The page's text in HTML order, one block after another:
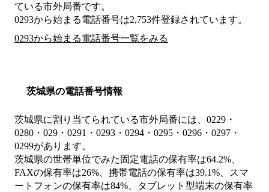
ている市外局番です。
0293から始まる電話番号は2,753件登録されています。
0293から始まる電話番号一覧をみる
茨城県の電話番号情報
茨城県に割り当てられている市外局番には、0229・
0280・029・0291・0293・0294・0295・0296・0297・
0299があります。
茨城県の世帯単位でみた固定電話の保有率は64.2%、
FAXの保有率は26%、携帯電話の保有率は39.1%、スマ
ートフォンの保有率は84%、タブレット型端末の保有率